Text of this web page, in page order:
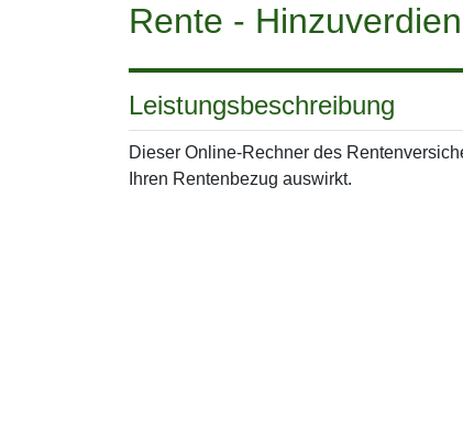
Rente -
Leistungsbeschreibung
Dieser Online-Rechner des
Ihren Rentenbezug auswirkt.